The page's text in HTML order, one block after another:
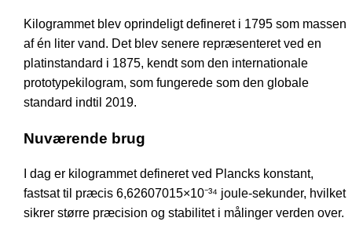
Kilogrammet blev oprindeligt defineret i 1795 som massen
af én liter vand. Det blev senere repræsenteret ved en
platinstandard i 1875, kendt som den internationale
prototypekilogram, som fungerede som den globale
standard indtil 2019.
Nuværende brug
I dag er kilogrammet defineret ved Plancks konstant,
fastsat til præcis 6,62607015×10⁻³⁴ joule-sekunder, hvilket
sikrer større præcision og stabilitet i målinger verden over.